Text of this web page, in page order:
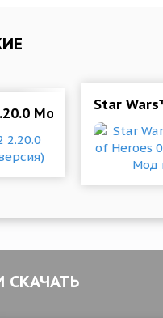
2.1.2 Mod
Мод (полная
Star
СКАЧАТЬ